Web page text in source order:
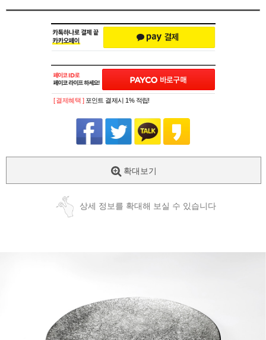
[ 결제혜택 ] 포인트 결제시 1% 적립!
확대보기
상세 정보를 확대해 보실 수 있습니다